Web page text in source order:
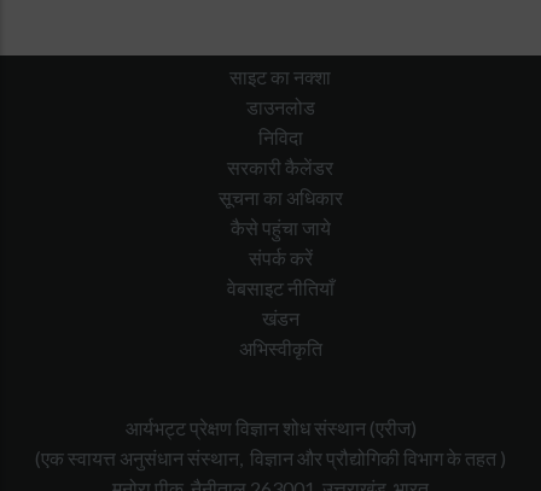
साइट का नक्शा
डाउनलोड
निविदा
सरकारी कैलेंडर
सूचना का अधिकार
कैसे पहुंचा जाये
संपर्क करें
वेबसाइट नीतियाँ
खंडन
अभिस्वीकृति
आर्यभट्ट प्रेक्षण विज्ञान शोध संस्थान (एरीज)
(एक स्वायत्त अनुसंधान संस्थान, विज्ञान और प्रौद्योगिकी विभाग के तहत )